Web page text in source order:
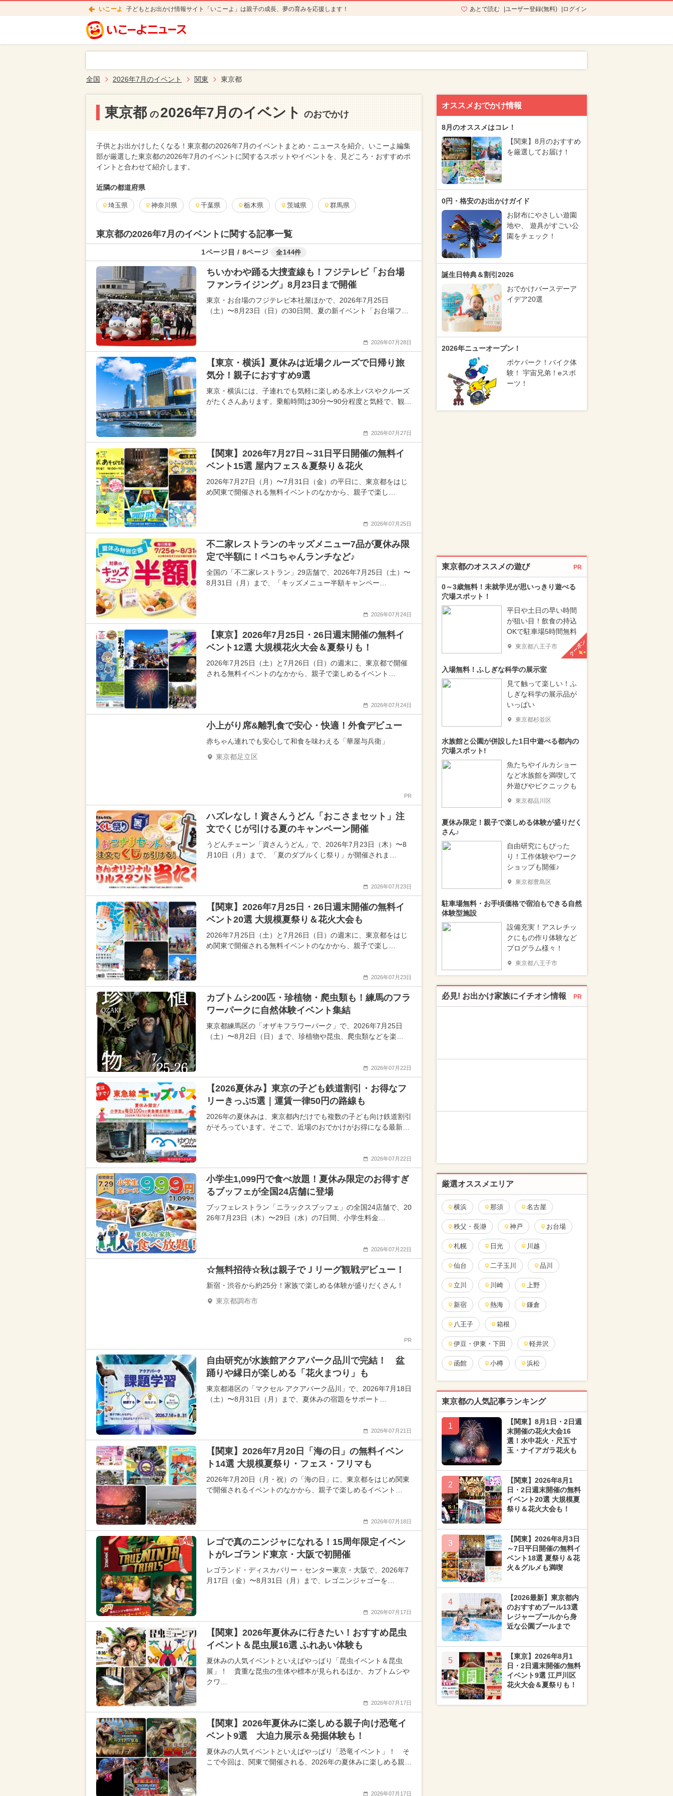
いこーよ 子どもとお出かけ情報サイト「いこーよ」は親子の成長、夢の育みを応援します！ あとで読む ユーザー登録(無料) ログイン
全国 2026年7月のイベント 関東 東京都
東京都 の 2026年7月のイベント のおでかけ
子供とお出かけしたくなる！東京都の2026年7月のイベントまとめ・ニュースを紹介。いこーよ編集
部が厳選した東京都の2026年7月のイベントに関するスポットやイベントを、見どころ・おすすめポ
イントと合わせて紹介します。
近隣の都道府県
埼玉県 神奈川県 千葉県 栃木県 茨城県 群馬県
東京都の2026年7月のイベントに関する記事一覧
1ページ目 / 8ページ 全144件
ちいかわや踊る大捜査線も！フジテレビ「お台場
ファンライジング」8月23日まで開催
東京・お台場のフジテレビ本社屋ほかで、2026年7月25日
（土）〜8月23日（日）の30日間、夏の新イベント「お台場フ…
2026年07月28日
【東京・横浜】夏休みは近場クルーズで日帰り旅
気分！親子におすすめ9選
東京・横浜には、子連れでも気軽に楽しめる水上バスやクルーズ
がたくさんあります。乗船時間は30分〜90分程度と気軽で、観…
2026年07月27日
【関東】2026年7月27日～31日平日開催の無料イ
ベント15選 屋内フェス＆夏祭り＆花火
2026年7月27日（月）〜7月31日（金）の平日に、東京都をはじ
め関東で開催される無料イベントのなかから、親子で楽し…
2026年07月25日
不二家レストランのキッズメニュー7品が夏休み限
定で半額に！ペコちゃんランチなど♪
全国の「不二家レストラン」29店舗で、2026年7月25日（土）〜
8月31日（月）まで、「キッズメニュー半額キャンペー…
2026年07月24日
【東京】2026年7月25日・26日週末開催の無料イ
ベント12選 大規模花火大会＆夏祭りも！
2026年7月25日（土）と7月26日（日）の週末に、東京都で開催
される無料イベントのなかから、親子で楽しめるイベント…
2026年07月24日
小上がり席&離乳食で安心・快適！外食デビュー
赤ちゃん連れでも安心して和食を味わえる「華屋与兵衛」
東京都足立区
PR
ハズレなし！資さんうどん「おこさまセット」注
文でくじが引ける夏のキャンペーン開催
うどんチェーン「資さんうどん」で、2026年7月23日（木）〜8
月10日（月）まで、「夏のダブルくじ祭り」が開催されま…
2026年07月23日
【関東】2026年7月25日・26日週末開催の無料イ
ベント20選 大規模夏祭り＆花火大会も
2026年7月25日（土）と7月26日（日）の週末に、東京都をはじ
め関東で開催される無料イベントのなかから、親子で楽し…
2026年07月23日
カブトムシ200匹・珍植物・爬虫類も！練馬のフラ
ワーパークに自然体験イベント集結
東京都練馬区の「オザキフラワーパーク」で、2026年7月25日
（土）〜8月2日（日）まで、珍植物や昆虫、爬虫類などを楽…
2026年07月22日
【2026夏休み】東京の子ども鉄道割引・お得なフ
リーきっぷ5選｜運賃一律50円の路線も
2026年の夏休みは、東京都内だけでも複数の子ども向け鉄道割引
がそろっています。そこで、近場のおでかけがお得になる最新…
2026年07月22日
小学生1,099円で食べ放題！夏休み限定のお得すぎ
るブッフェが全国24店舗に登場
ブッフェレストラン「ニラックスブッフェ」の全国24店舗で、20
26年7月23日（木）〜29日（水）の7日間、小学生料金…
2026年07月22日
☆無料招待☆秋は親子でＪリーグ観戦デビュー！
新宿・渋谷から約25分！家族で楽しめる体験が盛りだくさん！
東京都調布市
PR
自由研究が水族館アクアパーク品川で完結！ 盆
踊りや縁日が楽しめる「花火まつり」も
東京都港区の「マクセル アクアパーク品川」で、2026年7月18日
（土）〜8月31日（月）まで、夏休みの宿題をサポート…
2026年07月21日
【関東】2026年7月20日「海の日」の無料イベン
ト14選 大規模夏祭り・フェス・フリマも
2026年7月20日（月・祝）の「海の日」に、東京都をはじめ関東
で開催されるイベントのなかから、親子で楽しめるイベント…
2026年07月18日
レゴで真のニンジャになれる！15周年限定イベン
トがレゴランド東京・大阪で初開催
レゴランド・ディスカバリー・センター東京・大阪で、2026年7
月17日（金）〜8月31日（月）まで、レゴニンジャゴーを…
2026年07月17日
【関東】2026年夏休みに行きたい！おすすめ昆虫
イベント＆昆虫展16選 ふれあい体験も
夏休みの人気イベントといえばやっぱり「昆虫イベント＆昆虫
展」！ 貴重な昆虫の生体や標本が見られるほか、カブトムシや
クワ…
2026年07月17日
【関東】2026年夏休みに楽しめる親子向け恐竜イ
ベント9選 大迫力展示＆発掘体験も！
夏休みの人気イベントといえばやっぱり「恐竜イベント」！ そ
こで今回は、関東で開催される、2026年の夏休みに楽しめる親…
2026年07月17日
オススメおでかけ情報
8月のオススメはコレ！
【関東】8月のおすすめ
を厳選してお届け！
0円・格安のお出かけガイド
お財布にやさしい遊園
地や、 遊具がすごい公
園をチェック！
誕生日特典＆割引2026
おでかけバースデーア
イデア20選
2026年ニューオープン！
ポケパーク！バイク体
験！ 宇宙兄弟！eスポ
ーツ！
東京都のオススメの遊び PR
0～3歳無料！未就学児が思いっきり遊べる
穴場スポット！
平日や土日の早い時間
が狙い目！飲食の持込
OKで駐車場5時間無料
東京都八王子市 クーポン
入場無料！ふしぎな科学の展示室
見て触って楽しい！ふ
しぎな科学の展示品が
いっぱい
東京都杉並区
水族館と公園が併設した1日中遊べる都内の
穴場スポット!
魚たちやイルカショー
など水族館を満喫して
外遊びやピクニックも
東京都品川区
夏休み限定！親子で楽しめる体験が盛りだく
さん♪
自由研究にもぴった
り！工作体験やワーク
ショップも開催♪
東京都豊島区
駐車場無料・お手頃価格で宿泊もできる自然
体験型施設
設備充実！アスレチッ
クにもの作り体験など
プログラム様々！
東京都八王子市
必見! お出かけ家族にイチオシ情報 PR
厳選オススメエリア
横浜 那須 名古屋
秩父・長瀞 神戸 お台場
札幌 日光 川越
仙台 二子玉川 品川
立川 川崎 上野
新宿 熱海 鎌倉
八王子 箱根
伊豆・伊東・下田 軽井沢
函館 小樽 浜松
東京都の人気記事ランキング
1
【関東】8月1日・2日週
末開催の花火大会16
選！水中花火・尺五寸
玉・ナイアガラ花火も
2
【関東】2026年8月1
日・2日週末開催の無料
イベント20選 大規模夏
祭り＆花火大会も！
3
【関東】2026年8月3日
～7日平日開催の無料イ
ベント18選 夏祭り＆花
火＆グルメも満喫
4
【2026最新】東京都内
のおすすめプール13選
レジャープールから身
近な公園プールまで
5
【東京】2026年8月1
日・2日週末開催の無料
イベント9選 江戸川区
花火大会＆夏祭りも！